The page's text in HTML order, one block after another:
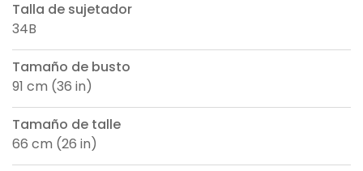
Talla de sujetador
34B
Tamaño de busto
91 cm (36 in)
Tamaño de talle
66 cm (26 in)